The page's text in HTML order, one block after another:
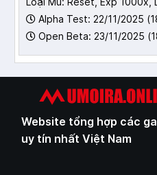
Alpha Test: 22/11/2025
Open Beta: 23/11/2025
Website tổng hợp các
uy tín nhất Việt Nam